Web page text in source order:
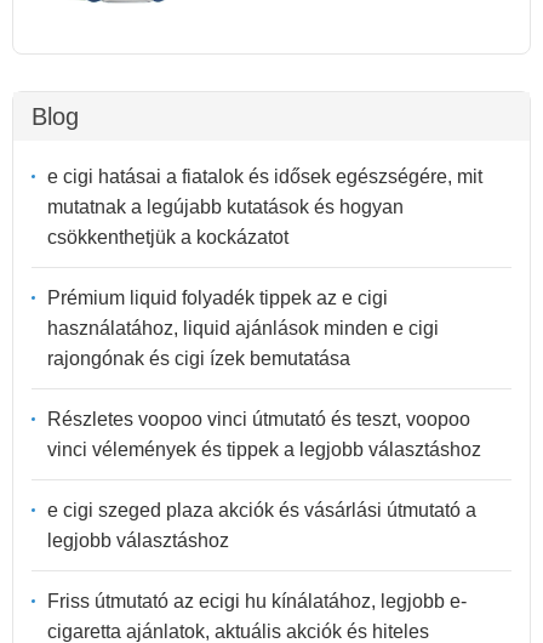
Blog
e cigi hatásai a fiatalok és idősek egészségére, mit
mutatnak a legújabb kutatások és hogyan
csökkenthetjük a kockázatot
Prémium liquid folyadék tippek az e cigi
használatához, liquid ajánlások minden e cigi
rajongónak és cigi ízek bemutatása
Részletes voopoo vinci útmutató és teszt, voopoo
vinci vélemények és tippek a legjobb választáshoz
e cigi szeged plaza akciók és vásárlási útmutató a
legjobb választáshoz
Friss útmutató az ecigi hu kínálatához, legjobb e-
cigaretta ajánlatok, aktuális akciók és hiteles